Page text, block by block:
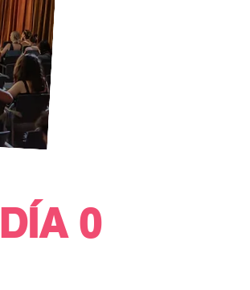
DÍA 0